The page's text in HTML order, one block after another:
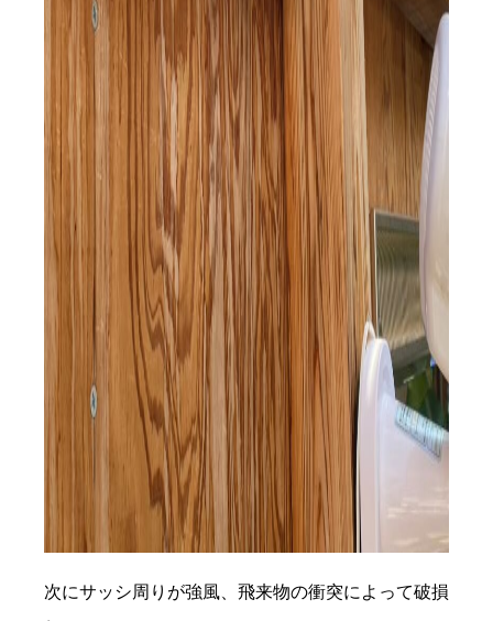
次にサッシ周りが強風、飛来物の衝突によって破損